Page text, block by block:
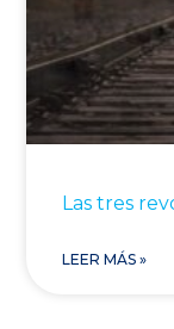
Las tres
LEER MÁS »